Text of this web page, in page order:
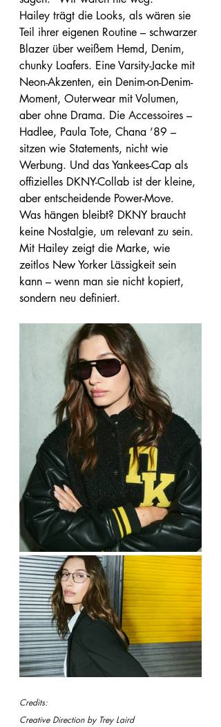
Hailey trägt die Looks, als wären sie
Teil ihrer eigenen Routine – schwarzer
Blazer über weißem Hemd, Denim,
chunky Loafers. Eine Varsity-Jacke mit
Neon-Akzenten, ein Denim-on-Denim-
Moment, Outerwear mit Volumen,
aber ohne Drama. Die Accessoires –
Hadlee, Paula Tote, Chana ’89 –
sitzen wie Statements, nicht wie
Werbung. Und das Yankees-Cap als
offizielles DKNY-Collab ist der kleine,
aber entscheidende Power-Move.
Was hängen bleibt? DKNY braucht
keine Nostalgie, um relevant zu sein.
Mit Hailey zeigt die Marke, wie
zeitlos New Yorker Lässigkeit sein
kann – wenn man sie nicht kopiert,
sondern neu definiert.
Credits:
Creative Direction by Trey Laird